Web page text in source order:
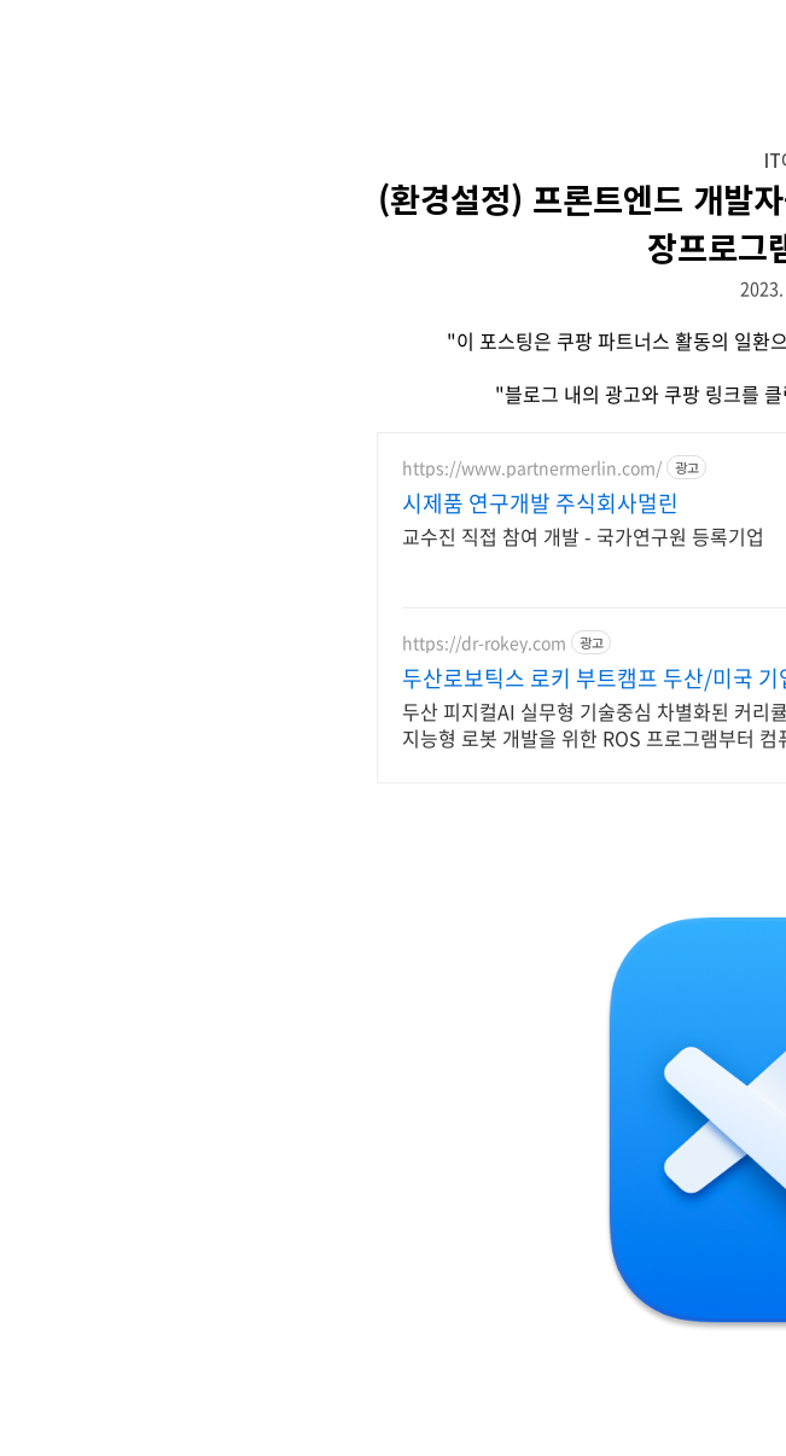
IT
(환경설정) 프론트엔드 개발
장프로
"이 포스팅은 쿠팡 파트너스 활동의 일환
"블로그 내의 광고와 쿠팡 링크를
https://www.partnermerlin.com/ 광고
시제품 연구개발 주식회사멀린
교수진 직접 참여 개발 - 국가연구원 등록기업
https://dr-rokey.com 광고
두산로보틱스 로키 부트캠프 두산/미국 기
두산 피지컬AI 실무형 기술중심 차별화된 커리
지능형 로봇 개발을 위한 ROS 프로그램부터 컴